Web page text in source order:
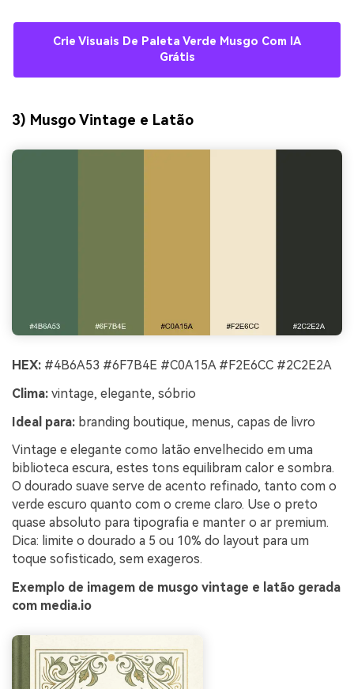
Crie Visuais De Paleta Verde Musgo Com IA
Grátis
3) Musgo Vintage e Latão
HEX: #4B6A53 #6F7B4E #C0A15A #F2E6CC #2C2E2A
Clima: vintage, elegante, sóbrio
Ideal para: branding boutique, menus, capas de livro
Vintage e elegante como latão envelhecido em uma
biblioteca escura, estes tons equilibram calor e sombra.
O dourado suave serve de acento refinado, tanto com o
verde escuro quanto com o creme claro. Use o preto
quase absoluto para tipografia e manter o ar premium.
Dica: limite o dourado a 5 ou 10% do layout para um
toque sofisticado, sem exageros.
Exemplo de imagem de musgo vintage e latão gerada
com media.io